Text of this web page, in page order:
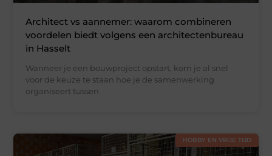
Architect vs aannemer: waarom combineren
voordelen biedt volgens een architectenbureau
in Hasselt
Wanneer je een bouwproject opstart, kom je al snel
voor de keuze te staan hoe je de samenwerking
organiseert tussen
HOBBY EN VRIJE TIJD